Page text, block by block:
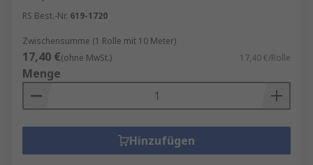
RS Best.-Nr. 619-1720
Zwischensumme (1 Rolle mit 10 Meter)
17,40 €(ohne MwSt.) 17,40 €/Rolle
Menge
Hinzufügen